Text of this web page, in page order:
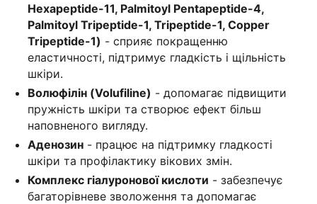
Hexapeptide-11, Palmitoyl Pentapeptide-4,
Palmitoyl Tripeptide-1, Tripeptide-1, Copper
Tripeptide-1) - сприяє покращенню
еластичності, підтримує гладкість і щільність
шкіри.
Волюфілін (Volufiline) - допомагає підвищити
пружність шкіри та створює ефект більш
наповненого вигляду.
Аденозин - працює на підтримку гладкості
шкіри та профілактику вікових змін.
Комплекс гіалуронової кислоти - забезпечує
багаторівневе зволоження та допомагає